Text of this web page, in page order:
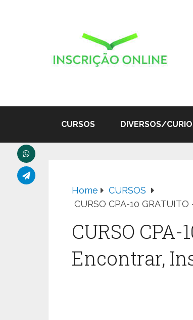
CURSOS DIVERSOS/
Home
CURSOS
CURSO CPA-10
CURSO
Encontrar,